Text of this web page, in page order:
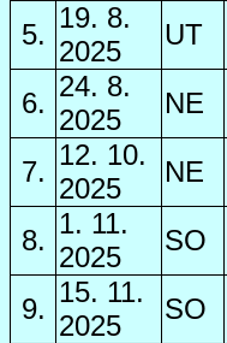
5.
19. 8.
2025
UT
6.
24. 8.
2025
NE
7.
12. 10.
2025
NE
8.
1. 11.
2025
SO
9.
15. 11.
2025
SO